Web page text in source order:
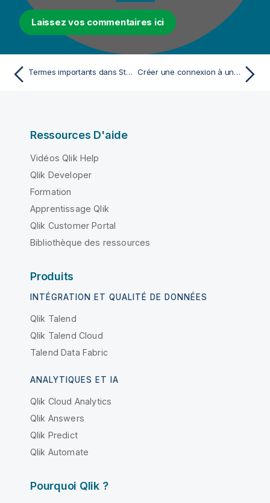
Laissez vos commentaires ici
Termes importants dans Studio Talend Créer une connexion à un serveur MDM
Ressources D'aide
Vidéos Qlik Help
Qlik Developer
Formation
Apprentissage Qlik
Qlik Customer Portal
Bibliothèque des ressources
Produits
INTÉGRATION ET QUALITÉ DE DONNÉES
Qlik Talend
Qlik Talend Cloud
Talend Data Fabric
ANALYTIQUES ET IA
Qlik Cloud Analytics
Qlik Answers
Qlik Predict
Qlik Automate
Pourquoi Qlik ?